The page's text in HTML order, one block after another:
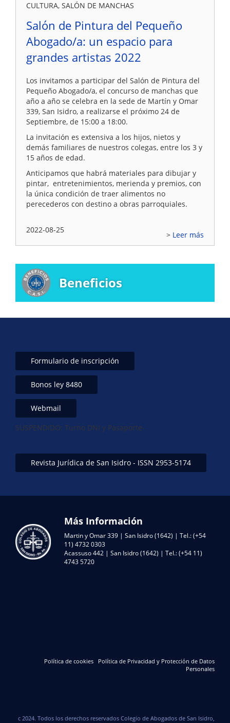
CULTURA, SALÓN DE MANCHAS
Salón de Pintura del Pequeño
Abogado/a: un espacio para
grandes artistas 2022
Los invitamos a participar del Salón de Pintura del
Pequeño Abogado/a, el concurso de manchas que
año a año se celebra en la sede de Martín y Omar
339, San Isidro, a realizarse el próximo 24 de
Septiembre, de 15:00 a 18:00.
La invitación es extensiva a los hijos, nietos y
demás familiares de nuestros colegas, entre los 3 y
15 años de edad.
Anticipamos que habrá materiales para dibujar y
pintar, entretenimientos, merienda y premios, con
la única condición de traer alimentos no
perecederos con destino a obras parroquiales.
2022-08-25
Leer más
Beneficios
Formulario de inscripción
Bonos ley 8480
Webmail
SUSPENDIDO: Turno DNI y Pasaporte-
Revista Jurídica de San Isidro - ISSN 2953-5174
Más Información
Martin y Omar 339 | San Isidro (1642) | Tel.: (+54
11) 4732 0303
Acassuso 442 | San Isidro (1642) | Tel.: (+54 11)
4743 5720
Política de cookies
Política de Privacidad y Protección de Datos
Personales
c 2024. Todos los derechos reservados Colegio de Abogados de San Isidro,